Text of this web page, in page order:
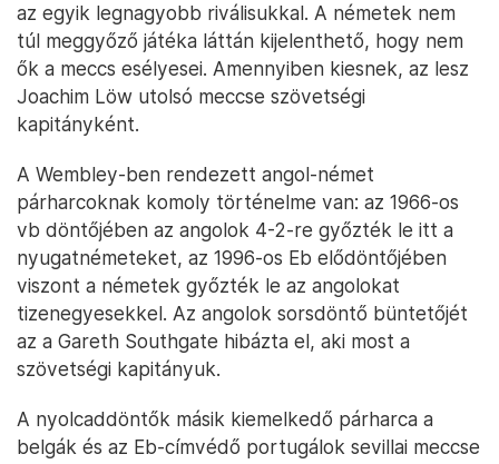
az egyik legnagyobb riválisukkal. A németek nem
túl meggyőző játéka láttán kijelenthető, hogy nem
ők a meccs esélyesei. Amennyiben kiesnek, az lesz
Joachim Löw utolsó meccse szövetségi
kapitányként.
A Wembley-ben rendezett angol-német
párharcoknak komoly történelme van: az 1966-os
vb döntőjében az angolok 4-2-re győzték le itt a
nyugatnémeteket, az 1996-os Eb elődöntőjében
viszont a németek győzték le az angolokat
tizenegyesekkel. Az angolok sorsdöntő büntetőjét
az a Gareth Southgate hibázta el, aki most a
szövetségi kapitányuk.
A nyolcaddöntők másik kiemelkedő párharca a
belgák és az Eb-címvédő portugálok sevillai meccse